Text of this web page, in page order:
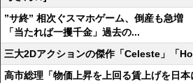
”サ終” 相次ぐスマホゲーム、倒産も急
「当たれば一攫千金」過去の...
三大2Dアクションの傑作「Celeste」「
高市総理「物価上昇を上回る賃上げを日